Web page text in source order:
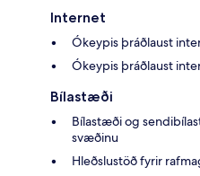
Internet
Ókeypis þráðlaust
Ókeypis þráðlaust
Bílastæði
Bílastæði og
svæðinu
Hleðslustöð fyrir